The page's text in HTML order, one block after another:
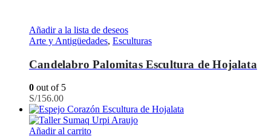
Añadir a la lista de deseos
Arte y Antigüedades, Esculturas
Candelabro Palomitas Escultura de Hojalata
0 out of 5
S/156.00
Añadir al carrito